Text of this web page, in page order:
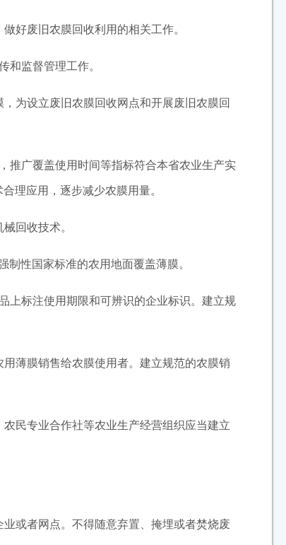
废旧农膜回收利用的相关工作。
监督管理工作。
设立废旧农膜回收网点和开展废旧农膜回
广覆盖使用时间等指标符合本省农业生产实
理应用，逐步减少农膜用量。
回收技术。
性国家标准的农用地面覆盖薄膜。
标注使用期限和可辨识的企业标识。建立规
膜销售给农膜使用者。建立规范的农膜销
专业合作社等农业生产经营组织应当建立
者网点。不得随意弃置、掩埋或者焚烧废